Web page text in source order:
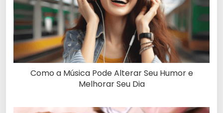
Como a Música Pode Alterar Seu Humor e
Melhorar Seu Dia